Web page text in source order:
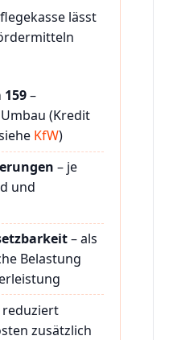
lässt
–
(Kredit
KfW)
– je
und
– als
Belastung
zusätzlich